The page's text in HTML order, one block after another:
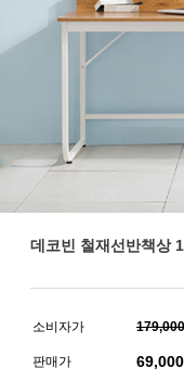
데코빈 철재선반책상
소비자가
판매가 69,000